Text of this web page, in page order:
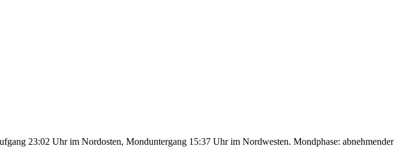
23:02 Uhr im Nordosten, Monduntergang 15:37 Uhr im Nordwesten. Mondphase: abnehmender